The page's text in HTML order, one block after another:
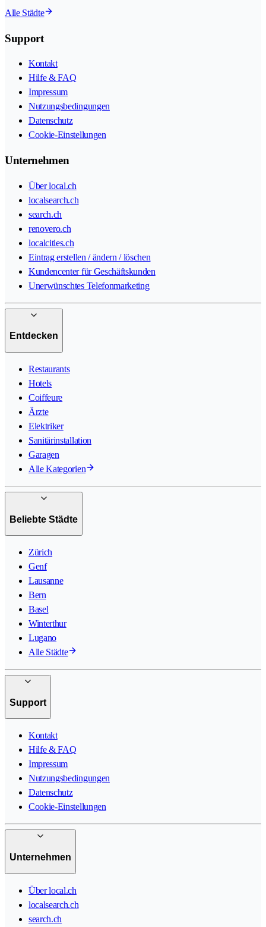
Alle Städte
Support
Kontakt
Hilfe & FAQ
Impressum
Nutzungsbedingungen
Datenschutz
Cookie-Einstellungen
Unternehmen
Über local.ch
localsearch.ch
search.ch
renovero.ch
localcities.ch
Eintrag erstellen / ändern / löschen
Kundencenter für Geschäftskunden
Unerwünschtes Telefonmarketing
Entdecken
Restaurants
Hotels
Coiffeure
Ärzte
Elektriker
Sanitärinstallation
Garagen
Alle Kategorien
Beliebte Städte
Zürich
Genf
Lausanne
Bern
Basel
Winterthur
Lugano
Alle Städte
Support
Kontakt
Hilfe & FAQ
Impressum
Nutzungsbedingungen
Datenschutz
Cookie-Einstellungen
Unternehmen
Über local.ch
localsearch.ch
search.ch